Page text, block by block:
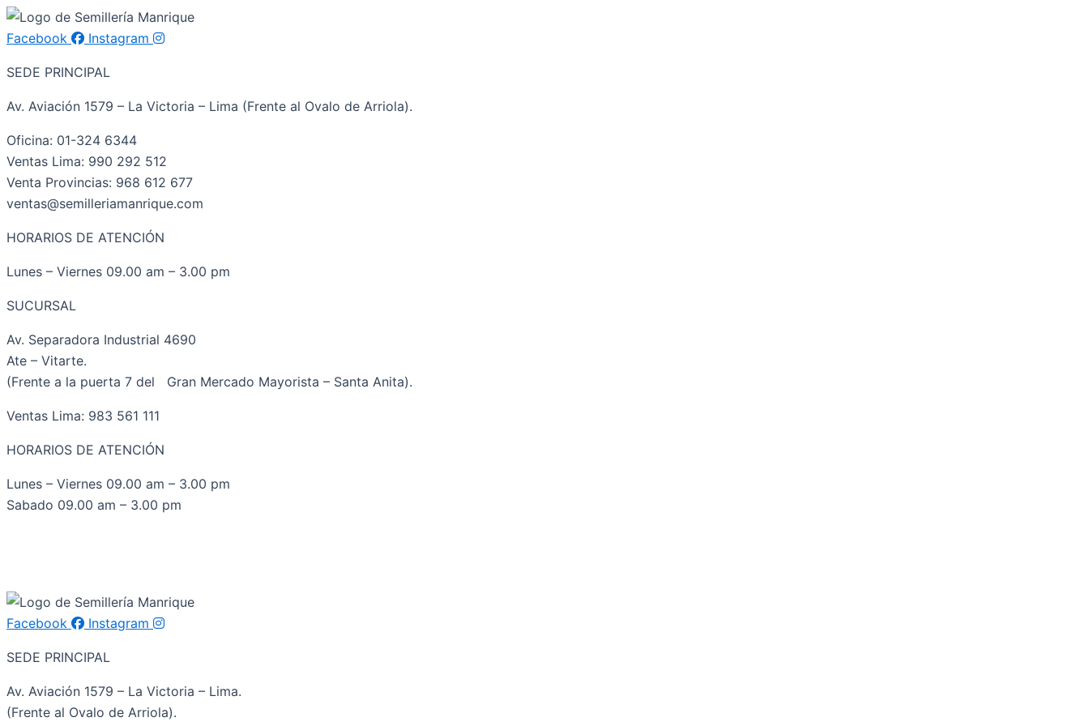
Facebook Instagram
SEDE PRINCIPAL
Av. Aviación 1579 – La Victoria – Lima (Frente al Ovalo de Arriola).
Oficina: 01-324 6344
Ventas Lima: 990 292 512
Venta Provincias: 968 612 677
ventas@semilleriamanrique.com
HORARIOS DE ATENCIÓN
Lunes – Viernes 09.00 am – 3.00 pm
SUCURSAL
Av. Separadora Industrial 4690
Ate – Vitarte.
(Frente a la puerta 7 del Gran Mercado Mayorista – Santa Anita).
Ventas Lima: 983 561 111
HORARIOS DE ATENCIÓN
Lunes – Viernes 09.00 am – 3.00 pm
Sabado 09.00 am – 3.00 pm
Facebook Instagram
SEDE PRINCIPAL
Av. Aviación 1579 – La Victoria – Lima.
(Frente al Ovalo de Arriola).